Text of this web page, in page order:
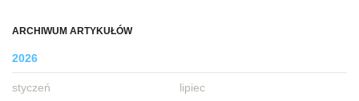
ARCHIWUM ARTYKUŁÓW
2026
styczeń
lipiec